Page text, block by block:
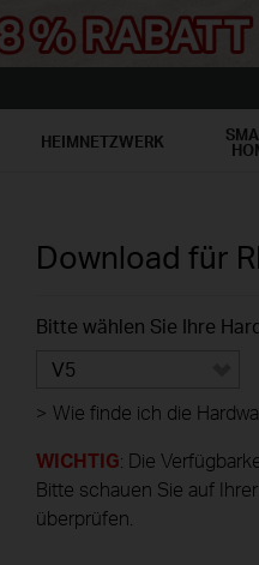
HEIMNETZWERK
Download für
Bitte wählen Sie Ihre
V5
> Wie finde ich die
WICHTIG: Die
Bitte schauen Sie auf
überprüfen.